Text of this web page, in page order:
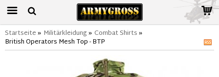
Startseite» Militärkleidung» Combat Shirts»
British Operators Mesh Top - BTP